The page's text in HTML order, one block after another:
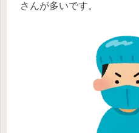
さんが多いです。